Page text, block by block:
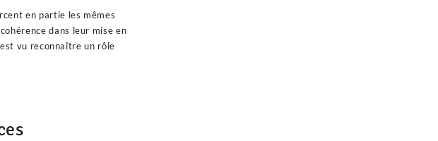
en partie les mêmes
dans leur mise en
vu reconnaître un rôle